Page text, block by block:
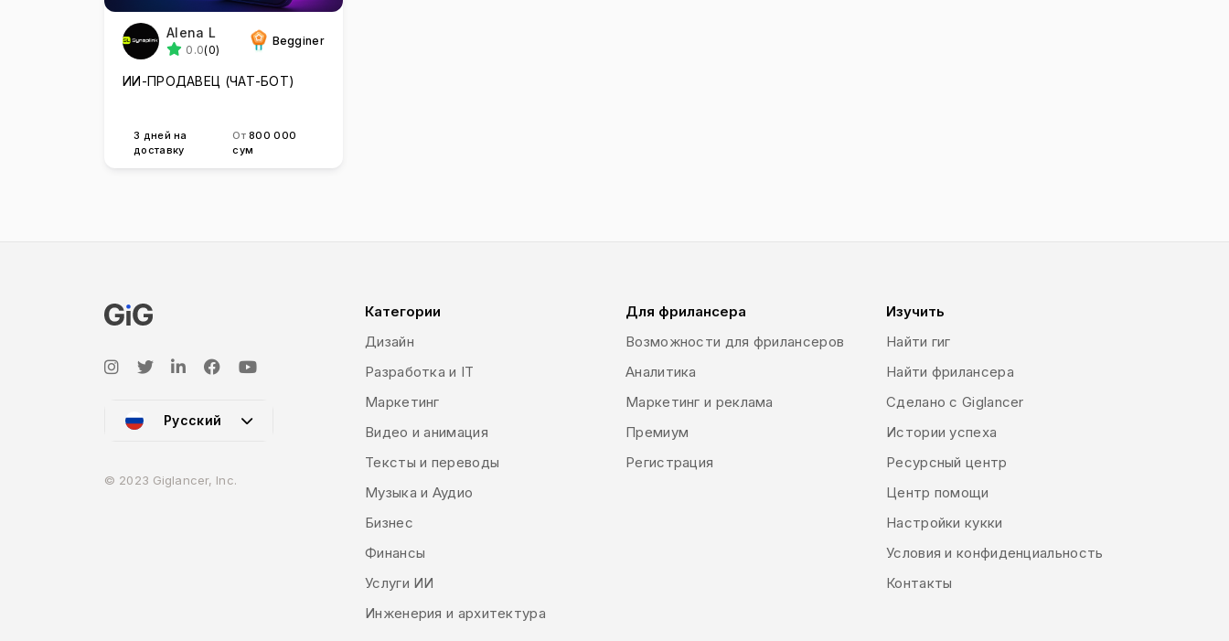
Alena L
0.0(0)
Begginer
ИИ-ПРОДАВЕЦ (ЧАТ-БОТ)
3 дней на
доставку
От800 000
сум
Русский
© 2023 Giglancer, Inc.
Категории
Дизайн
Разработка и IT
Маркетинг
Видео и анимация
Тексты и переводы
Музыка и Аудио
Бизнес
Финансы
Услуги ИИ
Инженерия и архитектура
Для фрилансера
Возможности для фрилансеров
Аналитика
Маркетинг и реклама
Премиум
Регистрация
Изучить
Найти гиг
Найти фрилансера
Сделано с Giglancer
Истории успеха
Ресурсный центр
Центр помощи
Настройки кукки
Условия и конфиденциальность
Контакты